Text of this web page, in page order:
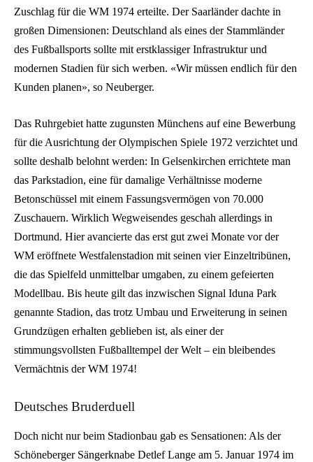
Zuschlag für die WM 1974 erteilte. Der Saarländer dachte in
großen Dimensionen: Deutschland als eines der Stammländer
des Fußballsports sollte mit erstklassiger Infrastruktur und
modernen Stadien für sich werben. «Wir müssen endlich für den
Kunden planen», so Neuberger.
Das Ruhrgebiet hatte zugunsten Münchens auf eine Bewerbung
für die Ausrichtung der Olympischen Spiele 1972 verzichtet und
sollte deshalb belohnt werden: In Gelsenkirchen errichtete man
das Parkstadion, eine für damalige Verhältnisse moderne
Betonschüssel mit einem Fassungsvermögen von 70.000
Zuschauern. Wirklich Wegweisendes geschah allerdings in
Dortmund. Hier avancierte das erst gut zwei Monate vor der
WM eröffnete Westfalenstadion mit seinen vier Einzeltribünen,
die das Spielfeld unmittelbar umgaben, zu einem gefeierten
Modellbau. Bis heute gilt das inzwischen Signal Iduna Park
genannte Stadion, das trotz Umbau und Erweiterung in seinen
Grundzügen erhalten geblieben ist, als einer der
stimmungsvollsten Fußballtempel der Welt – ein bleibendes
Vermächtnis der WM 1974!
Deutsches Bruderduell
Doch nicht nur beim Stadionbau gab es Sensationen: Als der
Schöneberger Sängerknabe Detlef Lange am 5. Januar 1974 im